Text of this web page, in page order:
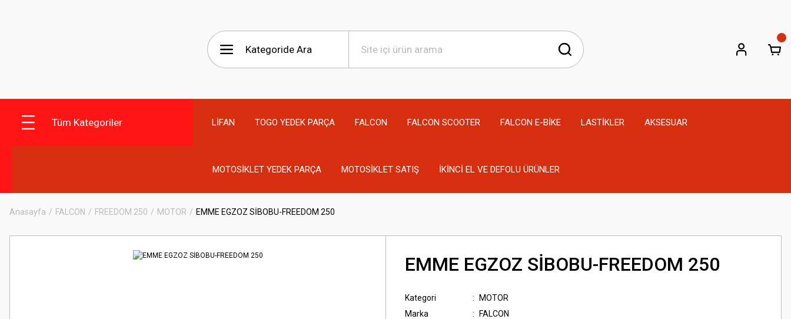
Tüm Kategoriler LİFAN TOGO YEDEK PARÇA FALCON FALCON SCOOTER FALCON E-BİKE LASTİKLER AKSESUAR
MOTOSİKLET YEDEK PARÇA MOTOSİKLET SATIŞ İKİNCİ EL VE DEFOLU ÜRÜNLER
Anasayfa FALCON FREEDOM 250 MOTOR EMME EGZOZ SİBOBU-FREEDOM 250
EMME EGZOZ SİBOBU-FREEDOM 250
Kategori
MOTOR
Marka
FALCON